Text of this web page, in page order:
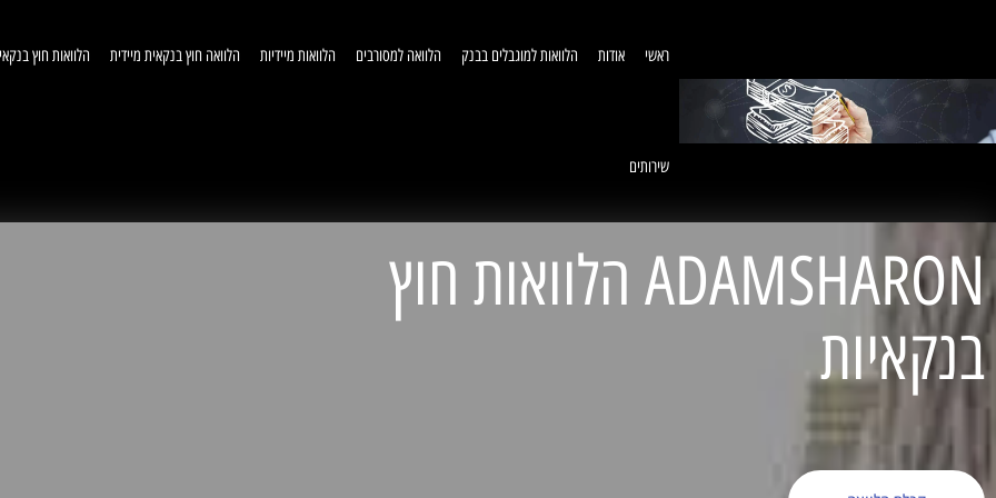
ראשי אודות הלוואות למוגבלים בבנק הלוואה למסורבים הלוואות מיידיות הלוואה חוץ בנקאית מיידית הלוואות חוץ
שירותים
ADAMSHARON הלוואות חוץ
בנקאיות